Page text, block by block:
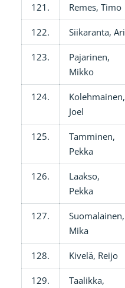
121. Remes, Timo
122. Siikaranta, Ari
123.
Pajarinen,
Mikko
124.
Kolehmainen,
Joel
125.
Tamminen,
Pekka
126.
Laakso,
Pekka
127.
Suomalainen,
Mika
128. Kivelä, Reijo
129.
Taalikka,